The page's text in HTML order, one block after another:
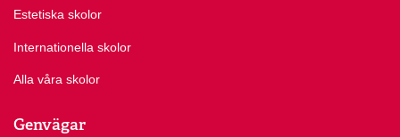
Estetiska skolor
Internationella skolor
Alla våra skolor
Genvägar